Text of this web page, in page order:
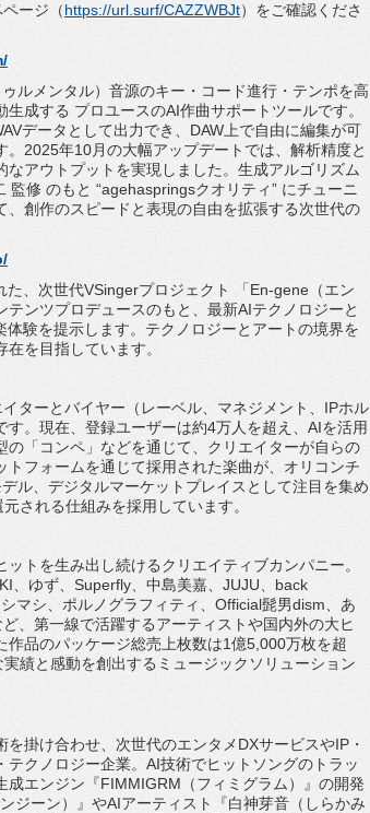
ージ（https://url.surf/CAZZWBJt）をご確認くださ
ルメンタル） 音源のキー・コード進行・テンポを高
成する プロユースのAI作曲サポートツールです。
データとして出力でき、DAW上で自由に編集が可
2025年10月の大幅アップデートでは、 解析精度と
なアウトプットを実現しました。 生成アルゴリズム
修 のもと “agehaspringsクオリティ” にチューニ
創作のスピードと表現の自由を拡張する次世代の
、 次世代VSingerプロジェクト 「En-gene（エン
ンツプロデュースのもと、 最新AIテクノロジーと
験を提示します。 テクノロジーとアートの境界を
在を目指しています。
ターとバイヤー（レーベル、マネジメント、 IPホル
。現在、 登録ユーザーは約4万人を超え、AIを活用
「コンペ」などを通じて、 クリエイターが自らの
トフォームを通じて採用された楽曲が、 オリコンチ
ル、 デジタルマーケットプレイスとして注目を集め
元される仕組みを採用しています。
ットを生み出し続けるクリエイティブカンパニー。
、 ゆず、Superfly、中島美嘉、JUJU、back
マシ、ポルノグラフィティ、 Official髭男dism、あ
、 第一線で活躍するアーティストや国内外の大ヒ
作品のパッケージ総売上枚数は1億5, 000万枚を超
実績と感動を創出するミュージックソリューション
掛け合わせ、 次世代のエンタメDXサービスやIP・
テクノロジー企業。AI技術でヒットソングのトラッ
成エンジン『FIMMIGRM（フィミグラム）』の開発
ジーン）』やAIアーティスト『白神芽音（しらかみ